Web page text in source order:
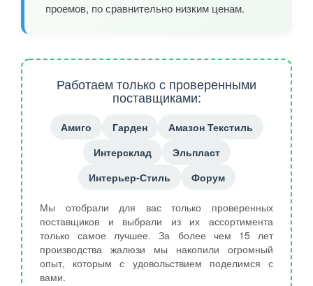
проемов, по сравнительно низким ценам.
Работаем только с проверенными
поставщиками:
Амиго Гарден
Амазон Текстиль
Интерсклад
Эльпласт
Интерьер-Стиль
Форум
Мы отобрали для вас только проверенных
поставщиков и выбрали из их ассортимента
только самое лучшее. За более чем 15 лет
производства жалюзи мы накопили огромный
опыт, которым с удовольствием поделимся с
вами.